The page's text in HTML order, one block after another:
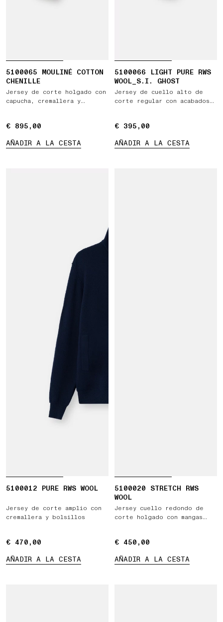
5100065 MOULINÉ COTTON
CHENILLE
Jersey de corte holgado con
capucha, cremallera y
€ 895,00
€ 895,00
AÑADIR A LA CESTA
5100066 LIGHT PURE RWS
WOOL_S.I. GHOST
Jersey de cuello alto de
corte regular con acabados
€ 395,00
€ 395,00
AÑADIR A LA CESTA
5100012 PURE RWS WOOL
Jersey de corte amplio con
cremallera y bolsillos
€ 470,00
€ 470,00
AÑADIR A LA CESTA
5100020 STRETCH RWS
WOOL
Jersey cuello redondo de
corte holgado con mangas
€ 450,00
€ 450,00
AÑADIR A LA CESTA